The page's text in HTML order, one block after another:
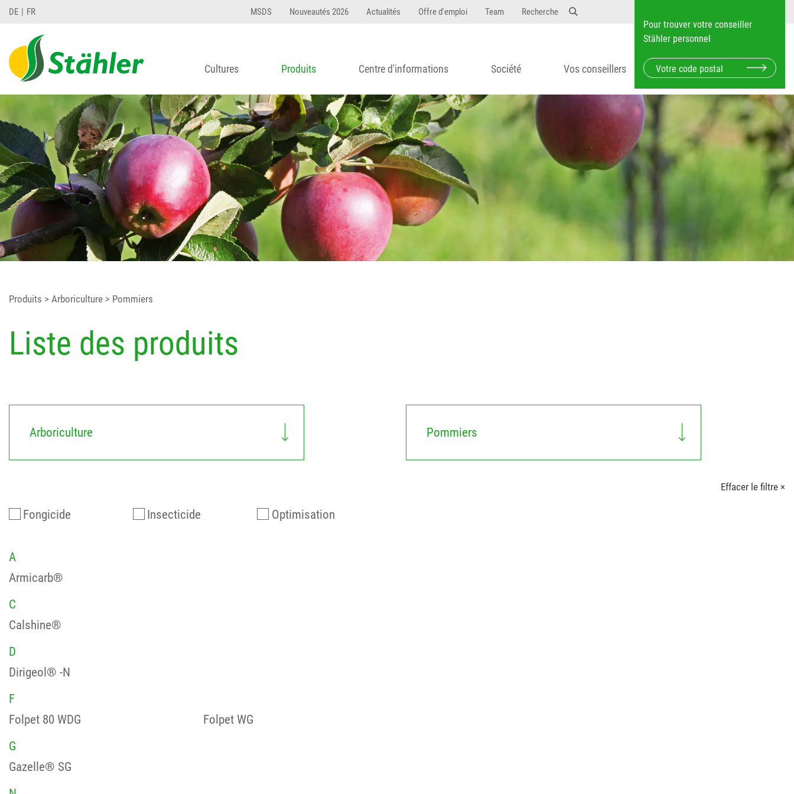
DE FR MSDS Nouveautés 2026 Actualités Offre d'emploi Team Recherche
Pour trouver votre conseiller
Stähler personnel
Cultures Produits Centre d'informations Société Vos conseillers
Produits > Arboriculture > Pommiers
Liste des produits
Arboriculture Pommiers
Effacer le filtre ×
Fongicide Insecticide Optimisation
A
Armicarb®
C
Calshine®
D
Dirigeol® -N
F
Folpet 80 WDG
Folpet WG
G
Gazelle® SG